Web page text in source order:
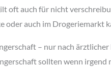
oft auch für nicht
oder auch im Drogeriemarkt
– nur nach
sollten wenn